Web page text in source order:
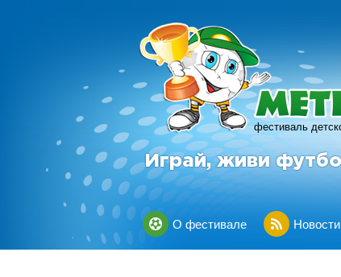
фестиваль
Играй, живи
О фестивале Новости